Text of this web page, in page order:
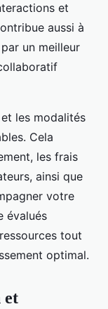
et
aussi à
un meilleur
les modalités
Cela
les frais
ainsi que
votre
évalués
tout
optimal.
et